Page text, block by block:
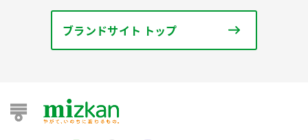
ブランドサイト トップ